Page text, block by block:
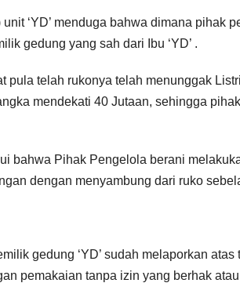
‘YD’ menduga bahwa dimana pihak
gedung yang sah dari Ibu ‘YD’ .
pula telah rukonya telah menunggak
mendekati 40 Jutaan, sehingga
bahwa Pihak Pengelola berani
dengan menyambung dari ruko
gedung ‘YD’ sudah melaporkan
pemakaian tanpa izin yang berhak